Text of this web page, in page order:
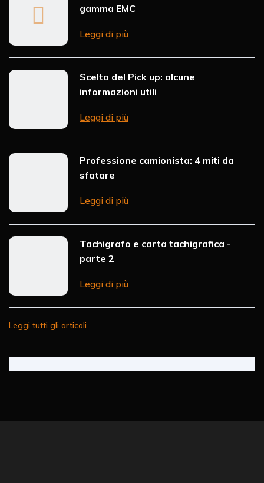
gamma EMC
Leggi di più
Scelta del Pick up: alcune
informazioni utili
Leggi di più
Professione camionista: 4 miti da
sfatare
Leggi di più
Tachigrafo e carta tachigrafica -
parte 2
Leggi di più
Leggi tutti gli articoli